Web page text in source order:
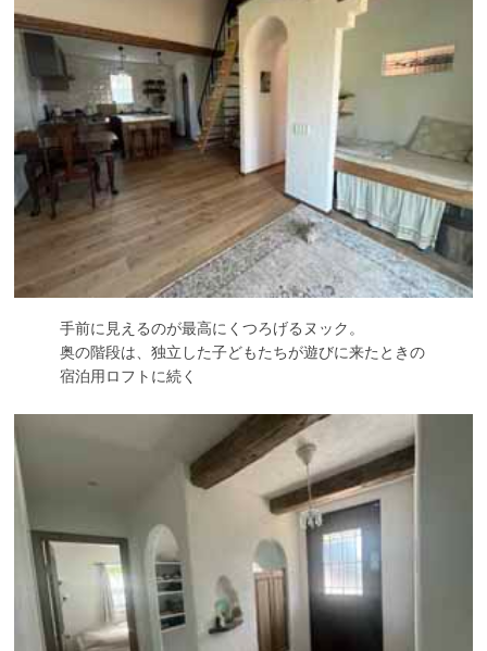
手前に見えるのが最高にくつろげるヌック。
奥の階段は、独立した子どもたちが遊びに来たときの
宿泊用ロフトに続く